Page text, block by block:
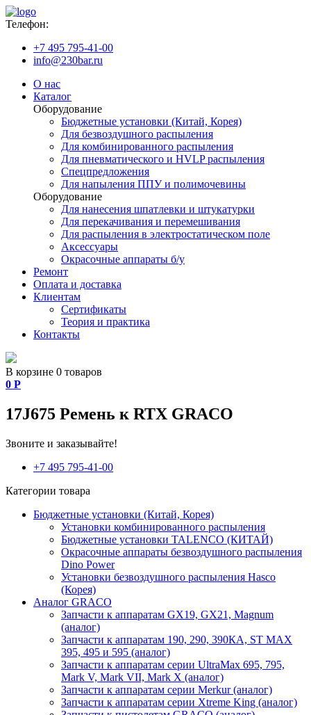
Телефон:
+7 495 795-41-00
info@230bar.ru
О нас
Каталог
Оборудование
Бюджетные установки (Китай, Корея)
Для безвоздушного распыления
Для комбинированного распыления
Для пневматического и HVLP распыления
Спецпредложения
Для напыления ППУ и полимочевины
Оборудование
Для нанесения шпатлевки и штукатурки
Для перекачивания и перемешивания
Для распыления в электростатическом поле
Аксессуары
Окрасочные аппараты б/у
Ремонт
Оплата и доставка
Клиентам
Сертификаты
Теория и практика
Контакты
В корзине 0 товаров
0 Р
17J675 Ремень к RTX GRACO
Звоните и заказывайте!
+7 495 795-41-00
Категории товара
Бюджетные установки (Китай, Корея)
Установки комбинированного распыления
Бюджетные установки TALENCO (КИТАЙ)
Окрасочные аппараты безвоздушного распыления
Dino Power
Установки безвоздушного распыления Hasco
(Корея)
Аналог GRACO
Запчасти к аппаратам GX19, GX21, Magnum
(аналог)
Запчасти к аппаратам 190, 290, 390КА, ST MAX
395, 495 и 595 (аналог)
Запчасти к аппаратам серии UltraMax 695, 795,
Mark V, Mark VII, Mark X (аналог)
Запчасти к аппаратам серии Merkur (аналог)
Запчасти к аппаратам серии Xtreme King (аналог)